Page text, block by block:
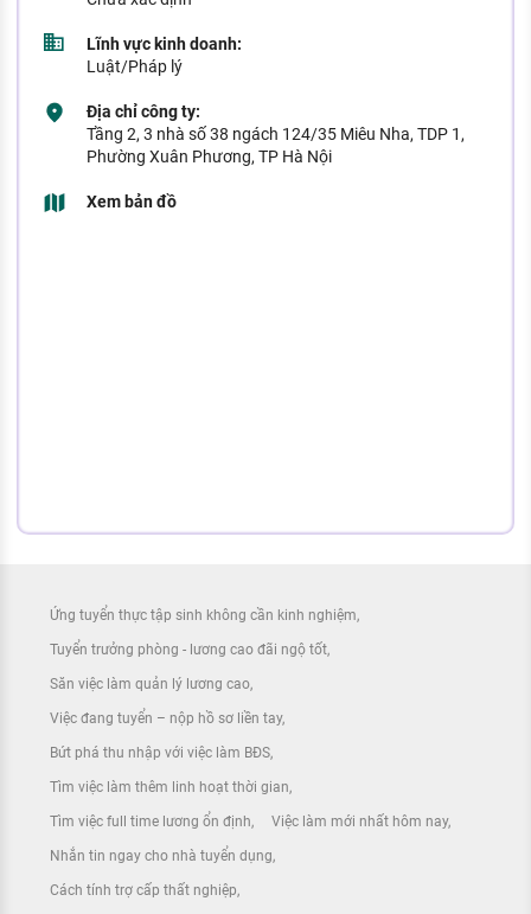
Công ty Luật TNHH Đầu tư Quốc tế An
Phát
Công ty Luật TNHH Đầu tư Quốc tế An
Phát
[Hết hạn] Nhân Viên Học Việc
Công ty Luật TNHH Đầu tư Quốc tế An
Phát
Lĩnh vực kinh doanh:
Luật/Pháp lý
Địa chỉ công ty:
Tầng 2, 3 nhà số 38 ngách 124/35 Miêu Nha, TDP 1,
Phường Xuân Phương, TP Hà Nội
Xem bản đồ
Ứng tuyển thực tập sinh không cần kinh nghiệm
Tuyển trưởng phòng - lương cao đãi ngộ tốt
Săn việc làm quản lý lương cao
Việc đang tuyển – nộp hồ sơ liền tay
Bứt phá thu nhập với việc làm BĐS
Tìm việc làm thêm linh hoạt thời gian
Tìm việc full time lương ổn định Việc làm mới nhất hôm nay
Nhắn tin ngay cho nhà tuyển dụng
Cách tính trợ cấp thất nghiệp